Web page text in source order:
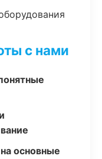
с нами
основные